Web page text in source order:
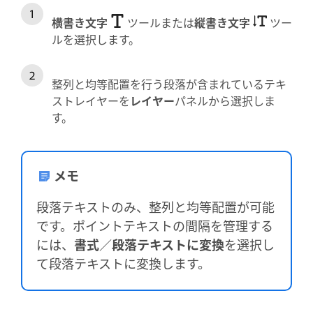
横書き文字 ツールまたは縦書き文字
ツー
ルを選択します。
整列と均等配置を行う段落が含まれているテキ
ストレイヤーを レイヤーパネルから選択しま
す。
メモ
段落テキストのみ、整列と均等配置が可能
です。ポイントテキストの間隔を管理する
には、 書式／段落テキストに変換を選択し
て段落テキストに変換します。